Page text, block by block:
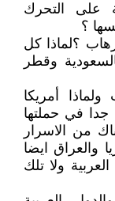
على التحرك
؟
؟لماذا كل
وقطر
أمريكا
جدا في حملتها
من الاسرار
والعراق ايضا
ولا تلك